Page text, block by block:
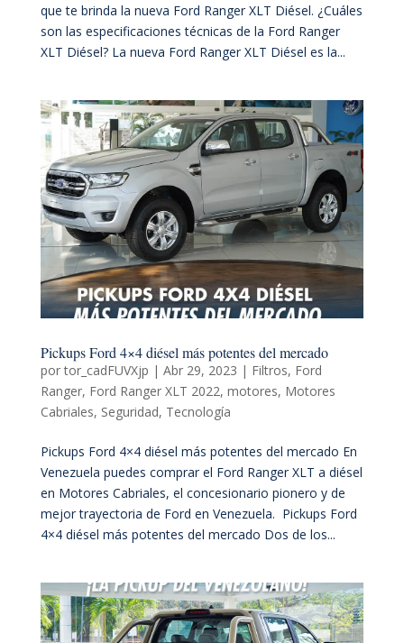
que te brinda la nueva Ford Ranger XLT Diésel. ¿Cuáles
son las especificaciones técnicas de la Ford Ranger
XLT Diésel? La nueva Ford Ranger XLT Diésel es la...
Pickups Ford 4×4 diésel más potentes del mercado
portor_cadFUVXjp | Abr 29, 2023 | Filtros, Ford
Ranger, Ford Ranger XLT 2022, motores, Motores
Cabriales, Seguridad, Tecnología
Pickups Ford 4×4 diésel más potentes del mercado En
Venezuela puedes comprar el Ford Ranger XLT a diésel
en Motores Cabriales, el concesionario pionero y de
mejor trayectoria de Ford en Venezuela. Pickups Ford
4×4 diésel más potentes del mercado Dos de los...